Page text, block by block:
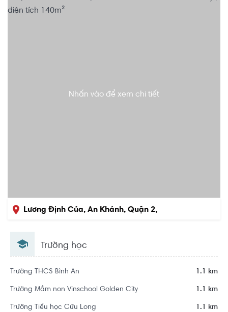
Nhấn vào để xem chi tiết
Lương Định Của, An Khánh, Quận 2,
Trường học
Trường THCS Bình An 1.1 km
Trường Mầm non Vinschool Golden City 1.1 km
Trường Tiểu học Cửu Long 1.1 km